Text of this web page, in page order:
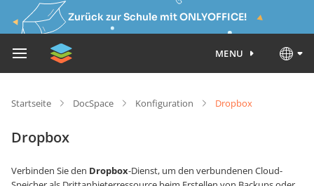
Zurück zur Schule mit ONLYOFFICE!
MENU
Startseite DocSpace Konfiguration Dropbox
Dropbox
Verbinden Sie den Dropbox-Dienst, um den verbundenen Cloud-